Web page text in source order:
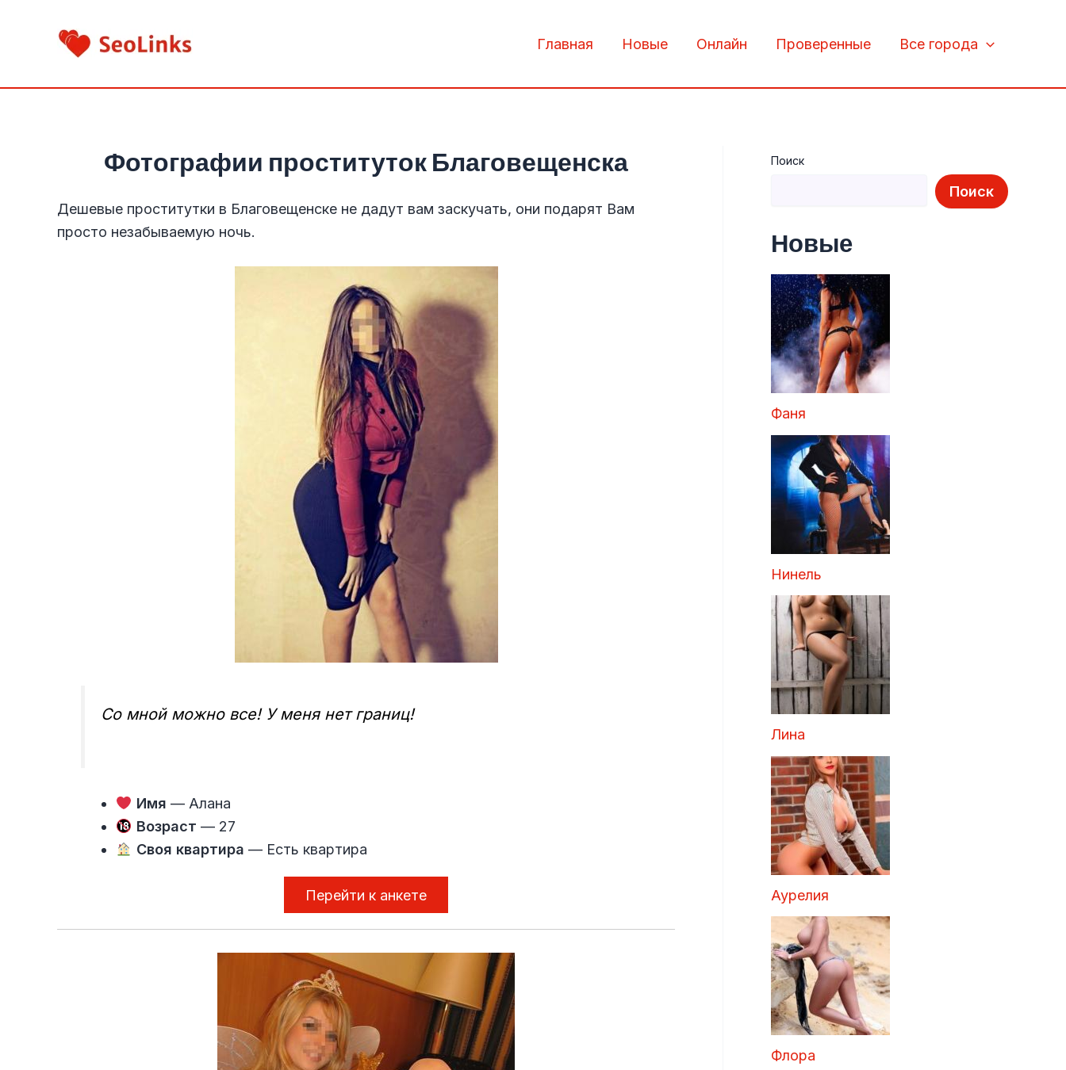
содержимому
Главная Новые Онлайн Проверенные Все города
Фотографии проституток Благовещенска
Дешевые проститутки в Благовещенске не дадут вам заскучать, они подарят Вам
просто незабываемую ночь.
Со мной можно все! У меня нет границ!
Имя — Алана
Возраст — 27
Своя квартира — Есть квартира
Перейти к анкете
Поиск
Поиск
Новые
Фаня
Нинель
Лина
Аурелия
Флора